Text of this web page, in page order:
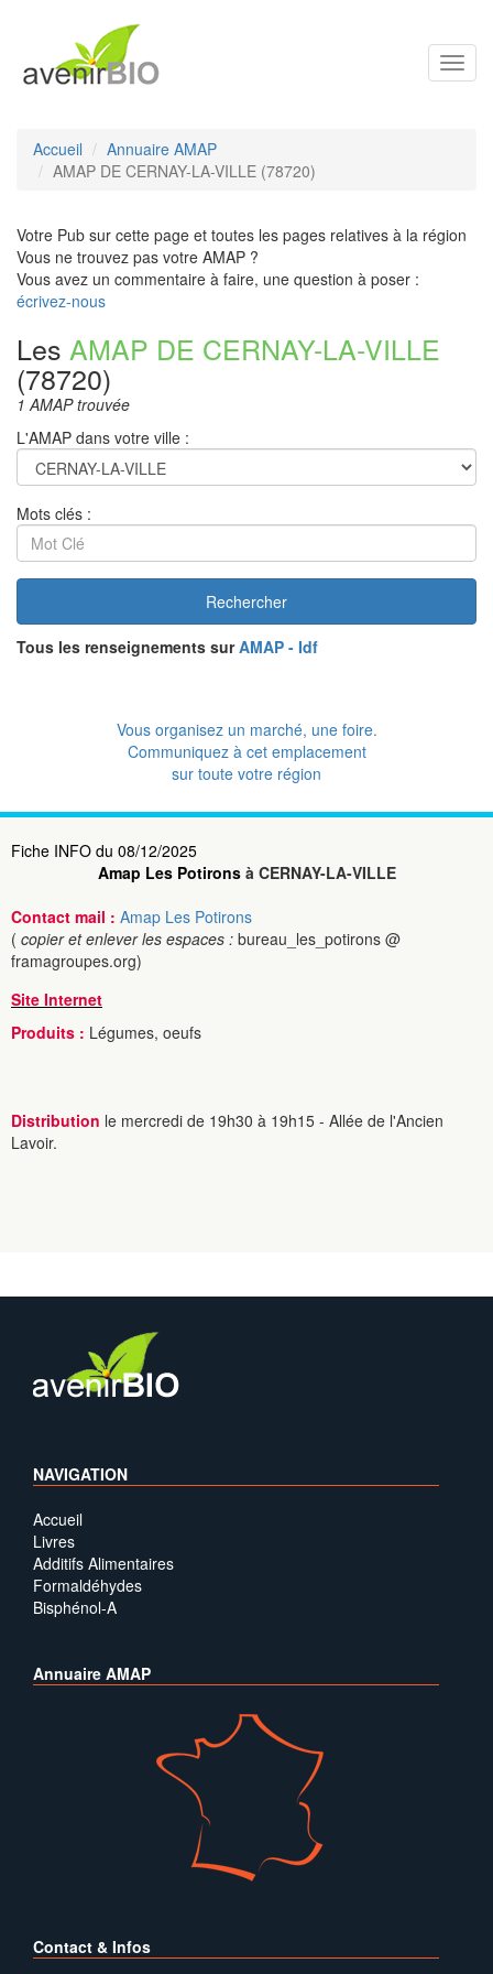
Accueil
Annuaire AMAP
AMAP DE CERNAY-LA-VILLE (78720)
Votre Pub sur cette page et toutes les pages relatives à la région
Vous ne trouvez pas votre AMAP ?
Vous avez un commentaire à faire, une question à poser :
écrivez-nous
Les AMAP DE CERNAY-LA-VILLE
(78720)
1 AMAP trouvée
L'AMAP dans votre ville :
Mots clés :
Rechercher
Tous les renseignements surAMAP - Idf
Vous organisez un marché, une foire.
Communiquez à cet emplacement
sur toute votre région
Fiche INFO du 08/12/2025
Amap Les Potironsà CERNAY-LA-VILLE
Contact mail : Amap Les Potirons
( copier et enlever les espaces : bureau_les_potirons @
framagroupes.org)
Site Internet
Produits : Légumes, oeufs
Distribution le mercredi de 19h30 à 19h15 - Allée de l'Ancien
Lavoir.
NAVIGATION
Accueil
Livres
Additifs Alimentaires
Formaldéhydes
Bisphénol-A
Annuaire AMAP
Contact & Infos